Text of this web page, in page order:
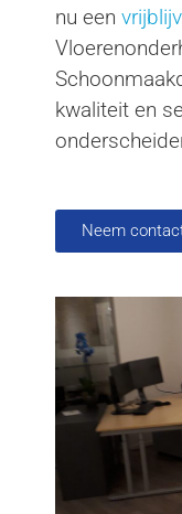
nu een
kwaliteit en
Neem